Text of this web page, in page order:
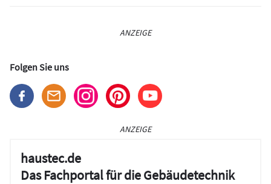
ANZEIGE
Folgen Sie uns
ANZEIGE
haustec.de
Das Fachportal für die Gebäudetechnik